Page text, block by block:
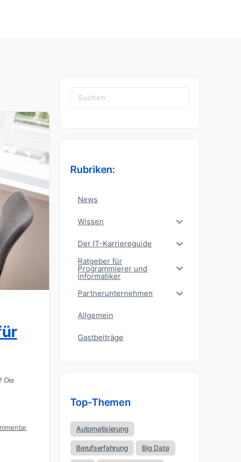
Die
Suchen
nach:
Rubriken:
News
Wissen
Der IT-Karriereguide
Ratgeber für
Programmierer und
Informatiker
Partnerunternehmen
Allgemein
Gastbeiträge
Top-Themen
Automatisierung
Berufserfahrung Big Data